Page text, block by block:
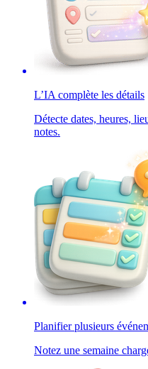
L’IA complète les détails
Détecte dates, heures,
notes.
Planifier plusieurs
Notez une semaine